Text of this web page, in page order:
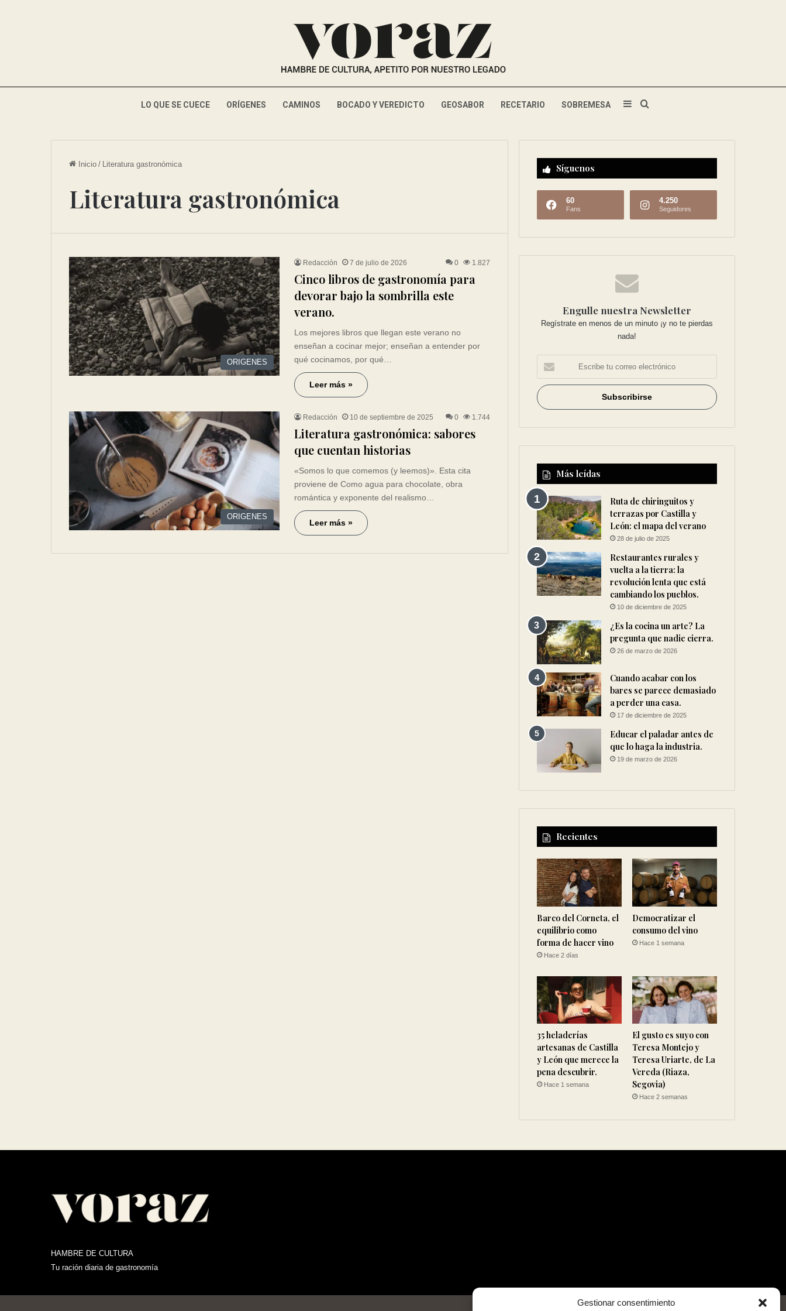
Gestionar consentimiento
LO QUE SE CUECE ORÍGENES CAMINOS BOCADO Y VEREDICTO GEOSABOR RECETARIO SOBREMESA
Inicio / Literatura gastronómica
Literatura gastronómica
ORIGENES
Redacción 7 de julio de 2026 0 1.827
Cinco libros de gastronomía para
devorar bajo la sombrilla este
verano.
Los mejores libros que llegan este verano no
enseñan a cocinar mejor; enseñan a entender por
qué cocinamos, por qué…
Leer más »
ORIGENES
Redacción 10 de septiembre de 2025 0 1.744
Literatura gastronómica: sabores
que cuentan historias
«Somos lo que comemos (y leemos)». Esta cita
proviene de Como agua para chocolate, obra
romántica y exponente del realismo…
Leer más »
Síguenos
60
Fans
4.250
Seguidores
Engulle nuestra Newsletter
Regístrate en menos de un minuto ¡y no te pierdas
nada!
Más leídas
Ruta de chiringuitos y
terrazas por Castilla y
León: el mapa del verano
28 de julio de 2025
Restaurantes rurales y
vuelta a la tierra: la
revolución lenta que está
cambiando los pueblos.
10 de diciembre de 2025
¿Es la cocina un arte? La
pregunta que nadie cierra.
26 de marzo de 2026
Cuando acabar con los
bares se parece demasiado
a perder una casa.
17 de diciembre de 2025
Educar el paladar antes de
que lo haga la industria.
19 de marzo de 2026
Recientes
Barco del Corneta, el
equilibrio como
forma de hacer vino
Hace 2 días
Democratizar el
consumo del vino
Hace 1 semana
35 heladerías
artesanas de Castilla
y León que merece la
pena descubrir.
Hace 1 semana
El gusto es suyo con
Teresa Montejo y
Teresa Uriarte, de La
Vereda (Riaza,
Segovia)
Hace 2 semanas
HAMBRE DE CULTURA
Tu ración diaria de gastronomía